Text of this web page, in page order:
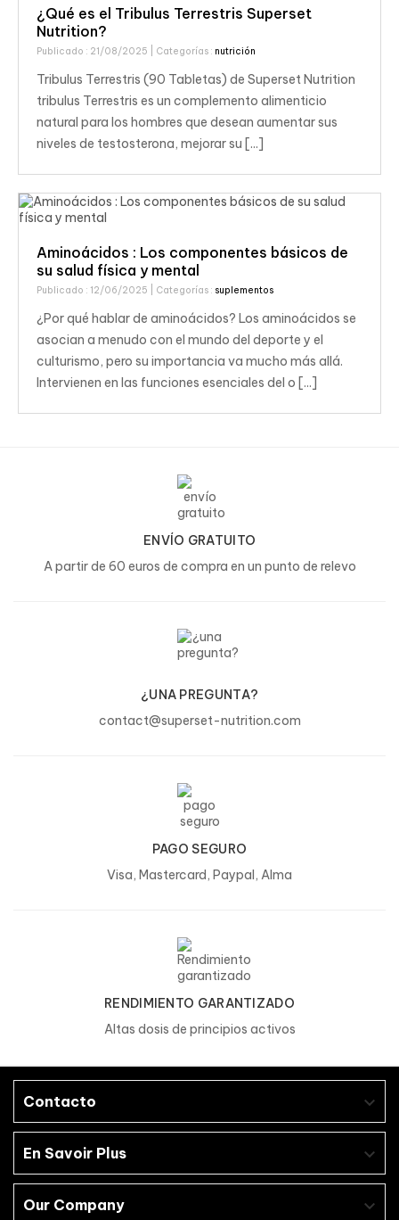
¿Qué es el Tribulus Terrestris Superset
Nutrition?
Publicado : 21/08/2025 | Categorías : nutrición
Tribulus Terrestris (90 Tabletas) de Superset Nutrition
tribulus Terrestris es un complemento alimenticio
natural para los hombres que desean aumentar sus
niveles de testosterona, mejorar su [...]
Aminoácidos : Los componentes básicos de
su salud física y mental
Publicado : 12/06/2025 | Categorías : suplementos
¿Por qué hablar de aminoácidos? Los aminoácidos se
asocian a menudo con el mundo del deporte y el
culturismo, pero su importancia va mucho más allá.
Intervienen en las funciones esenciales del o [...]
ENVÍO GRATUITO
A partir de 60 euros de compra en un punto de relevo
¿UNA PREGUNTA?
contact@superset-nutrition.com
PAGO SEGURO
Visa, Mastercard, Paypal, Alma
RENDIMIENTO GARANTIZADO
Altas dosis de principios activos
Contacto 
En Savoir Plus 
Our Company 